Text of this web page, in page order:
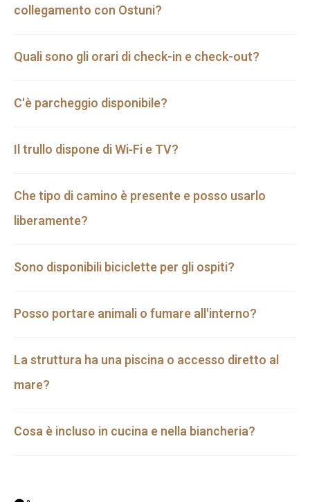
collegamento con Ostuni?
Quali sono gli orari di check-in e check-out?
C'è parcheggio disponibile?
Il trullo dispone di Wi‑Fi e TV?
Che tipo di camino è presente e posso usarlo
liberamente?
Sono disponibili biciclette per gli ospiti?
Posso portare animali o fumare all'interno?
La struttura ha una piscina o accesso diretto al
mare?
Cosa è incluso in cucina e nella biancheria?